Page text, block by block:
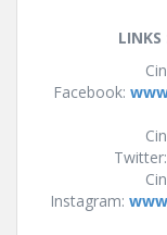
Facebook:
Twitter:
Instagram: